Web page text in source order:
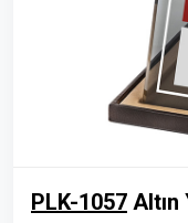
PLK-1057